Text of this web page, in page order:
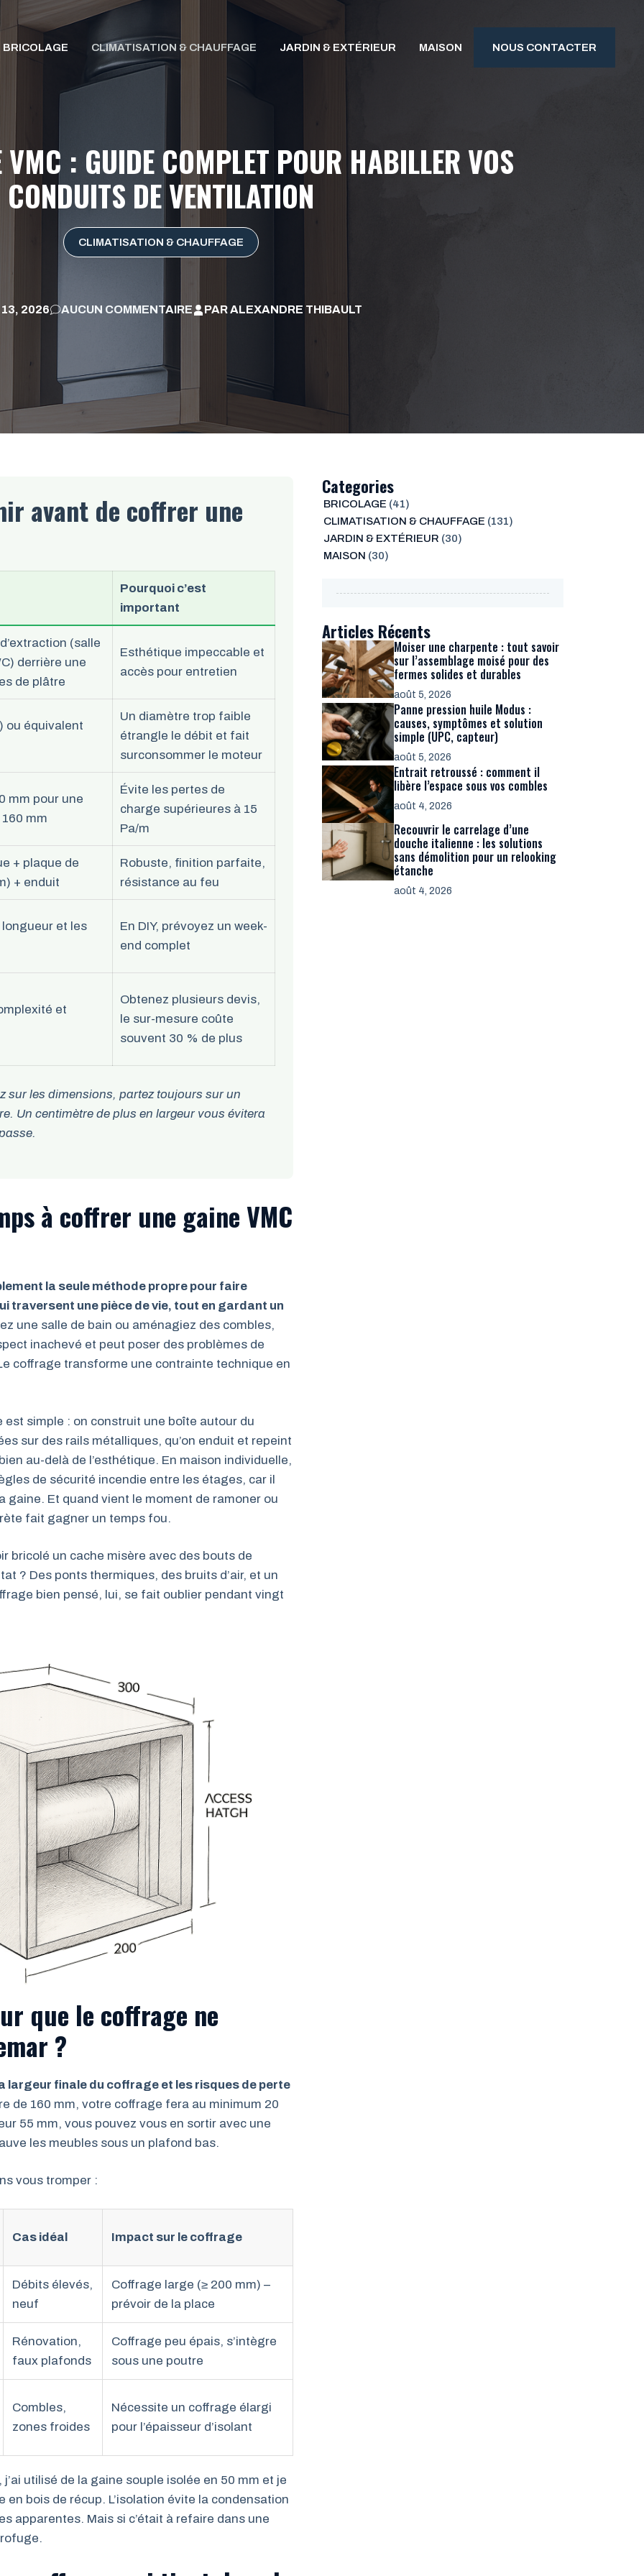
BRICOLAGE CLIMATISATION & CHAUFFAGE JARDIN & EXTÉRIEUR MAISON NOUS CONTACTER
VMC : GUIDE COMPLET POUR HABILLER VOS
CONDUITS DE VENTILATION
CLIMATISATION & CHAUFFAGE
2026 AUCUN COMMENTAIRE PARALEXANDRE THIBAULT
avant de coffrer une
Pourquoi c’est
important
(salle
derrière une
de plâtre
Esthétique impeccable et
accès pour entretien
ou équivalent
Un diamètre trop faible
étrangle le débit et fait
surconsommer le moteur
mm pour une
mm
Évite les pertes de
charge supérieures à 15
Pa/m
+ plaque de
+ enduit
Robuste, finition parfaite,
résistance au feu
longueur et les
En DIY, prévoyez un week-
end complet
et
Obtenez plusieurs devis,
le sur-mesure coûte
souvent 30 % de plus
sur les dimensions, partez toujours sur un
Un centimètre de plus en largeur vous évitera
à coffrer une gaine VMC
la seule méthode propre pour faire
traversent une pièce de vie, tout en gardant un
une salle de bain ou aménagiez des combles,
inachevé et peut poser des problèmes de
coffrage transforme une contrainte technique en
simple : on construit une boîte autour du
sur des rails métalliques, qu’on enduit et repeint
au-delà de l’esthétique. En maison individuelle,
de sécurité incendie entre les étages, car il
Et quand vient le moment de ramoner ou
fait gagner un temps fou.
bricolé un cache misère avec des bouts de
? Des ponts thermiques, des bruits d’air, et un
bien pensé, lui, se fait oublier pendant vingt
que le coffrage ne
?
largeur finale du coffrage et les risques de perte
de 160 mm, votre coffrage fera au minimum 20
55 mm, vous pouvez vous en sortir avec une
les meubles sous un plafond bas.
vous tromper :
Cas idéal Impact sur le coffrage
Débits élevés,
neuf
Coffrage large (≥ 200 mm) –
prévoir de la place
Rénovation,
faux plafonds
Coffrage peu épais, s’intègre
sous une poutre
Combles,
zones froides
Nécessite un coffrage élargi
pour l’épaisseur d’isolant
utilisé de la gaine souple isolée en 50 mm et je
bois de récup. L’isolation évite la condensation
apparentes. Mais si c’était à refaire dans une
Categories
BRICOLAGE (41)
CLIMATISATION & CHAUFFAGE (131)
JARDIN & EXTÉRIEUR (30)
MAISON (30)
Articles Récents
Moiser une charpente : tout savoir
sur l’assemblage moisé pour des
fermes solides et durables
août 5, 2026
Panne pression huile Modus :
causes, symptômes et solution
simple (UPC, capteur)
août 5, 2026
Entrait retroussé : comment il
libère l’espace sous vos combles
août 4, 2026
Recouvrir le carrelage d’une
douche italienne : les solutions
sans démolition pour un relooking
étanche
août 4, 2026